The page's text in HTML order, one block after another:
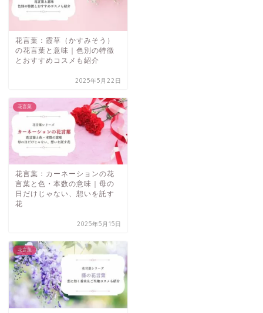
花言葉：霞草（かすみそう）
の花言葉と意味｜色別の特徴
とおすすめコスメも紹介
2025年5月22日
花言葉
花言葉：カーネーションの花
言葉と色・本数の意味｜母の
日だけじゃない、想いを託す
花
2025年5月15日
花言葉